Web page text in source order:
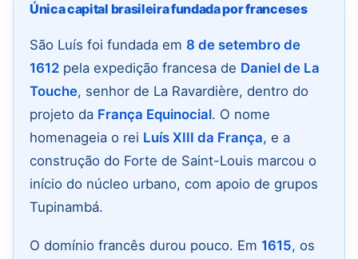
Única capital brasileira fundada por franceses
São Luís foi fundada em 8 de setembro de
1612 pela expedição francesa de Daniel de La
Touche, senhor de La Ravardière, dentro do
projeto da França Equinocial. O nome
homenageia o rei Luís XIII da França, e a
construção do Forte de Saint-Louis marcou o
início do núcleo urbano, com apoio de grupos
Tupinambá.
O domínio francês durou pouco. Em 1615, os